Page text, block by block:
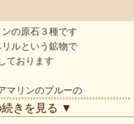
の原石３種です
ルという鉱物で
ております
マリンのブルーの
く素敵な原石です
きを見る ▼